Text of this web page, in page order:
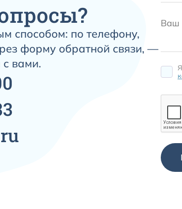
способом: по телефону,
форму обратной связи, —
вами.